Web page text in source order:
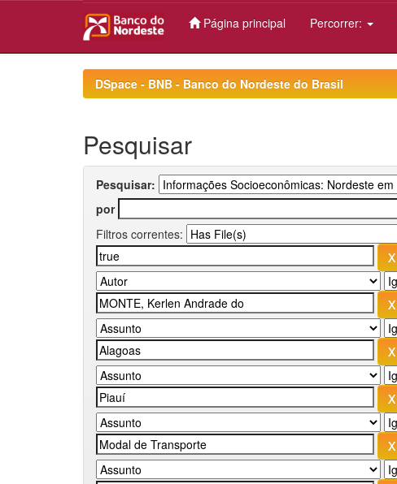
Página principal Percorrer:
DSpace - BNB - Banco do Nordeste do Brasil
Pesquisar
Pesquisar:
por
Filtros correntes: